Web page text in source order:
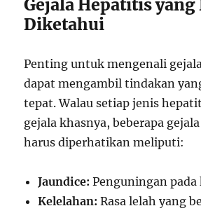
Gejala Hepatitis yang
Diketahui
Penting untuk mengenali
dapat mengambil tindakan
tepat. Walau setiap jenis
gejala khasnya, beberapa
harus diperhatikan meliputi:
Jaundice: Penguningan
Kelelahan: Rasa lelah yang